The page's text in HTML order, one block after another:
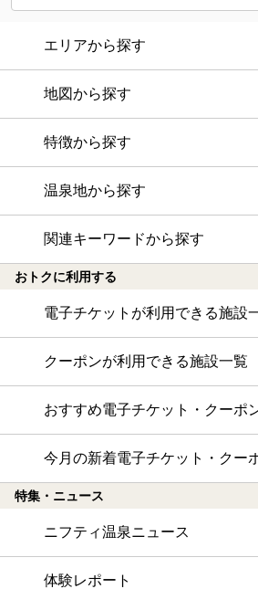
エリアから探す
地図から探す
特徴から探す
温泉地から探す
関連キーワードから探す
おトクに利用する
電子チケットが利用できる施設
クーポンが利用できる施設一覧
おすすめ電子チケット・クーポ
今月の新着電子チケット・クー
特集・ニュース
ニフティ温泉ニュース
体験レポート